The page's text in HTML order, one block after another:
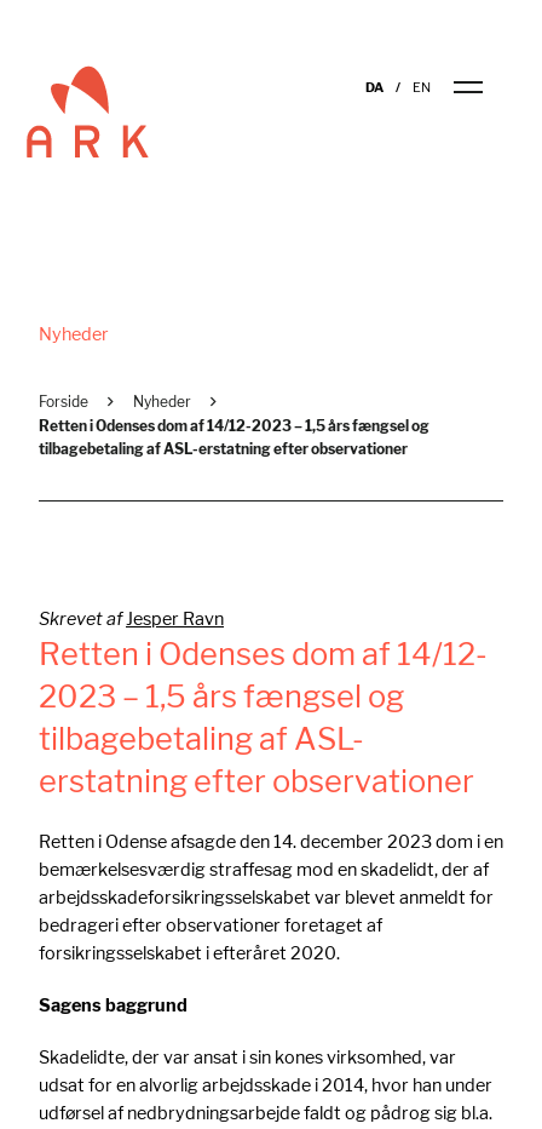
DA EN
Nyheder
Forside
Nyheder
Retten i Odenses dom af 14/12-2023 – 1,5 års fængsel og
tilbagebetaling af ASL-erstatning efter observationer
Skrevet af Jesper Ravn
Retten i Odenses dom af 14/12-
2023 – 1,5 års fængsel og
tilbagebetaling af ASL-
erstatning efter observationer
Retten i Odense afsagde den 14. december 2023 dom i en
bemærkelsesværdig straffesag mod en skadelidt, der af
arbejdsskadeforsikringsselskabet var blevet anmeldt for
bedrageri efter observationer foretaget af
forsikringsselskabet i efteråret 2020.
Sagens baggrund
Skadelidte, der var ansat i sin kones virksomhed, var
udsat for en alvorlig arbejdsskade i 2014, hvor han under
udførsel af nedbrydningsarbejde faldt og pådrog sig bl.a.